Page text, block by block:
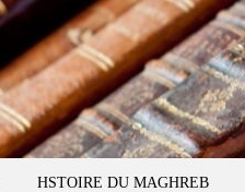
HSTOIRE DU MAGHREB